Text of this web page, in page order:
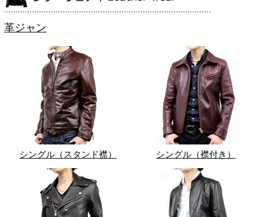
革ジャン
シングル（スタンド襟） シングル（襟付き）